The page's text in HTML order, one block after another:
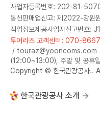
사업자등록번호: 202-81-
통신판매업신고: 제2022-강원
직업정보제공사업자신고번
투어라즈 고객센터: 070-
/ touraz@yooncoms.com
(12:00~13:00), 주말 및 공휴
Copyright © 한국관광공사..
한국관광공사 소개